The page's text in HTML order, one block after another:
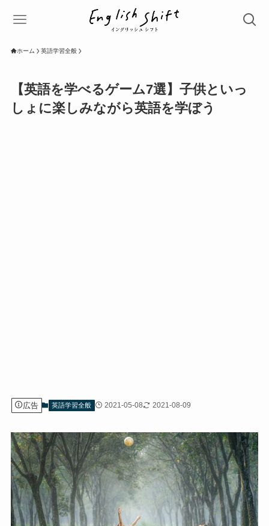
ホーム 英語学習全般
【英語を学べるゲーム7選】子供といっ
しょに楽しみながら英語を学ぼう
広告 英語学習全般 2021-05-08 2021-08-09